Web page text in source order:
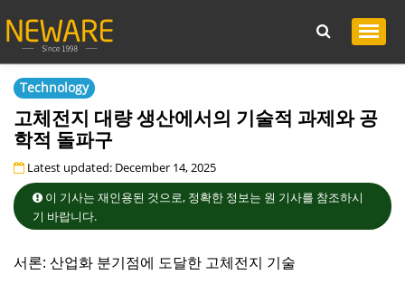
Technology
고체전지 대량 생산에서의 기술적 과제와 공
학적 돌파구
Latest updated: December 14, 2025
이 기사는 재인용된 것으로, 정확한 정보는 원 기사를 참조하시
기 바랍니다.
서론: 산업화 분기점에 도달한 고체전지 기술